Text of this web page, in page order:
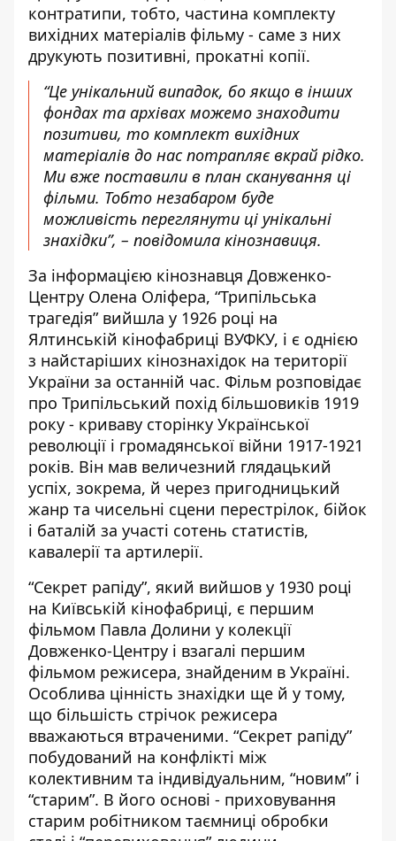
контратипи, тобто, частина комплекту
вихідних матеріалів фільму - саме з них
друкують позитивні, прокатні копії.
“Це унікальний випадок, бо якщо в інших
фондах та архівах можемо знаходити
позитиви, то комплект вихідних
матеріалів до нас потрапляє вкрай рідко.
Ми вже поставили в план сканування ці
фільми. Тобто незабаром буде
можливість переглянути ці унікальні
знахідки”, – повідомила кінознавиця.
За інформацією кінознавця Довженко-
Центру Олена Оліфера, “Трипільська
трагедія” вийшла у 1926 році на
Ялтинській кінофабриці ВУФКУ, і є однією
з найстаріших кінознахідок на території
України за останній час. Фільм розповідає
про Трипільський похід більшовиків 1919
року - криваву сторінку Української
революції і громадянської війни 1917-1921
років. Він мав величезний глядацький
успіх, зокрема, й через пригодницький
жанр та чисельні сцени перестрілок, бійок
і баталій за участі сотень статистів,
кавалерії та артилерії.
“Секрет рапіду”, який вийшов у 1930 році
на Київській кінофабриці, є першим
фільмом Павла Долини у колекції
Довженко-Центру і взагалі першим
фільмом режисера, знайденим в Україні.
Особлива цінність знахідки ще й у тому,
що більшість стрічок режисера
вважаються втраченими. “Секрет рапіду”
побудований на конфлікті між
колективним та індивідуальним, “новим” і
“старим”. В його основі - приховування
старим робітником таємниці обробки